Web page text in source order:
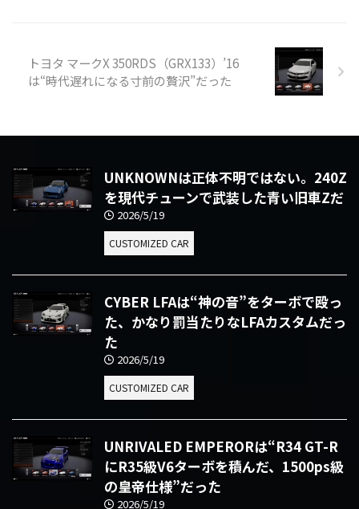
トヨタ マークX 350RDS（GRX133）’16
は“時代遅れになる寸前の贅沢”だった
UNKNOWNは正体不明ではない。240Z
を現代チューンで武装した青い旧車Zだ
2026/5/19
CUSTOMIZED CAR
CYBER LFAは“神の音”をターボで殴っ
た、かなり罰当たりなLFAカスタムだっ
た
2026/5/19
CUSTOMIZED CAR
UNRIVALED EMPERORは“R34 GT-R
にR35級V6ターボを積んだ、1500ps級
の皇帝仕様”だった
2026/5/19